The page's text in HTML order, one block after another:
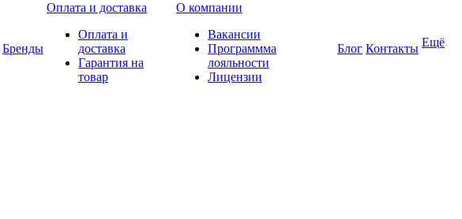
Бренды
Оплата и доставка
Оплата и
доставка
Гарантия на
товар
О компании
Вакансии
Программма
лояльности
Лицензии
Блог Контакты Ещё